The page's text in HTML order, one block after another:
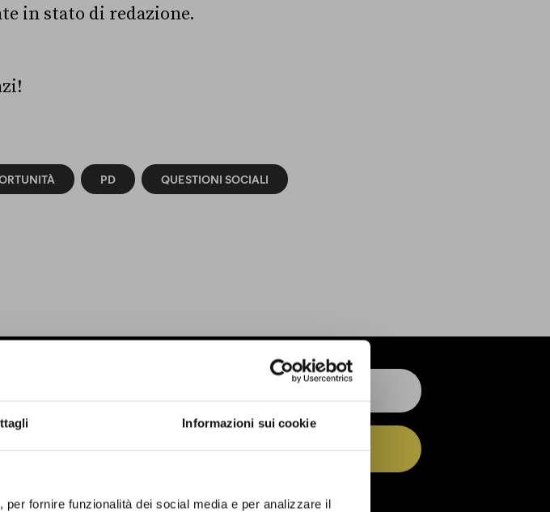
Informazioni sui cookie
fornire funzionalità dei social media e per analizzare il
in stato di redazione.
PD QUESTIONI SOCIALI